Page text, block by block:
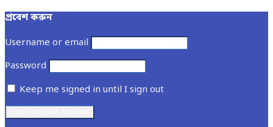
প্রবেশ করুন
Username or email
Password
Keep me signed in until I sign out